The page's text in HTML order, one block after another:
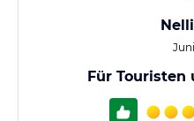
Nelli
Für Touristen